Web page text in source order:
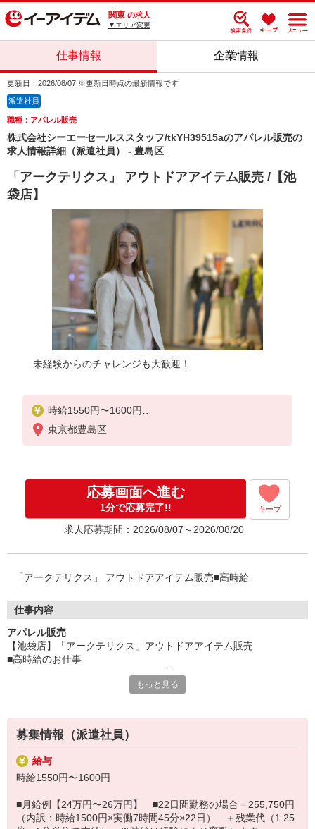
関東 の求人
▼エリア変更
仕事情報 企業情報
更新日：2026/08/07 ※更新日時点の最新情報です
派遣社員
職種：アパレル販売
株式会社シーエーセールススタッフ/tkYH39515aのアパレル販売の
求人情報詳細（派遣社員） - 豊島区
「アークテリクス」 アウトドアアイテム販売 /【池
袋店】
未経験からのチャレンジも大歓迎！
時給1550円〜1600円
■月給例【24万円〜26万円】 ■22日間勤務の場合＝
は経験により変動します。
東京都豊島区
応募画面へ進む
1分で応募完了!! キープ
求人応募期間：2026/08/07～2026/08/20
「アークテリクス」 アウトドアアイテム販売■高時給
仕事内容
アパレル販売
【池袋店】「アークテリクス」アウトドアアイテム販売
■高時給のお仕事
カナダ発の高機能アウトドアブランド。
タウンユースでも使える洗練されたミニマルなデザインが人気で、
ファンの多いブランドです
■【具体的な仕事内容】
●お客様対応・販売業務
・商品の説明、コーディネート提案
・商品の検品、品出し、レイアウト、店舗の清掃、その他雑務など
■【勤務時の服装】
もっと見る
募集情報（派遣社員）
給与
時給1550円〜1600円
■月給例【24万円〜26万円】 ■22日間勤務の場合＝255,750円
（内訳：時給1500円×実働7時間45分×22日） ＋残業代（1.25